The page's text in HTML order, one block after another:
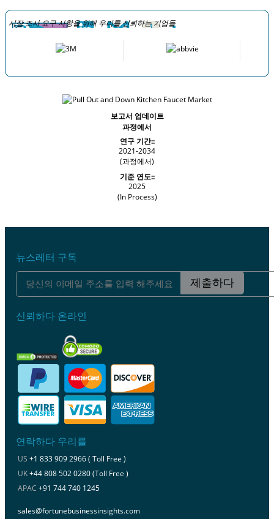
시장 조사 요구 사항을 위해 우리를 신뢰하는 기업들
보고서 업데이트
과정에서
연구 기간::
2021-2034
(과정에서)
기준 연도::
2025
(In Process)
뉴스레터 구독
제출하다
신뢰하다 온라인
연락하다 우리를
US +1 833 909 2966 ( Toll Free )
UK+44 808 502 0280 (Toll Free )
APAC +91 744 740 1245
sales@fortunebusinessinsights.com